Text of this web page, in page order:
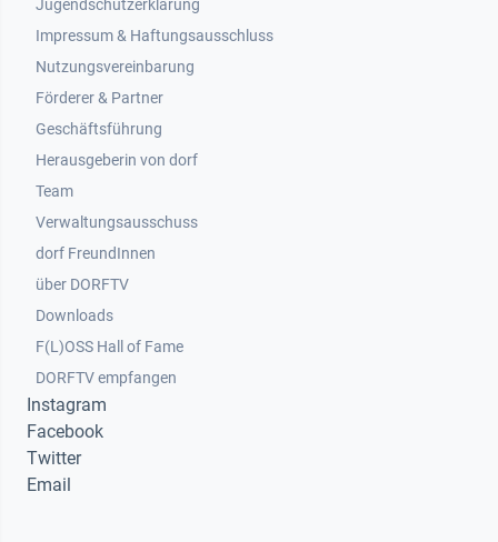
Jugendschutzerklärung
Impressum & Haftungsausschluss
Nutzungsvereinbarung
Footer 2
Förderer & Partner
Geschäftsführung
Herausgeberin von dorf
Team
Verwaltungsausschuss
dorf FreundInnen
Footer 3
über DORFTV
Downloads
F(L)OSS Hall of Fame
Footer 4
DORFTV empfangen
Instagram
Facebook
Twitter
Email